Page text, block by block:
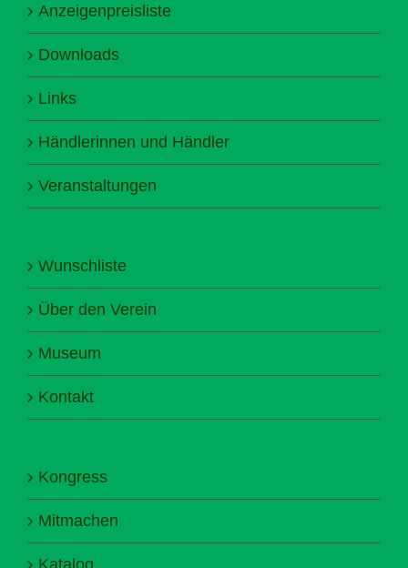
Anzeigenpreisliste
Downloads
Links
Händlerinnen und Händler
Veranstaltungen
Wunschliste
Über den Verein
Museum
Kontakt
Kongress
Mitmachen
Katalog